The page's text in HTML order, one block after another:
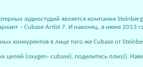
аудиостудий является компания
– Cubase Artist 7. И наконец, в июне 2013
конкурентов в лице того же Cubase от
целей (oxygen- cubase), поделитесь плиз)).